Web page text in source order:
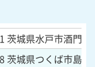
茨城県水戸市酒門町
茨城県つくば市島